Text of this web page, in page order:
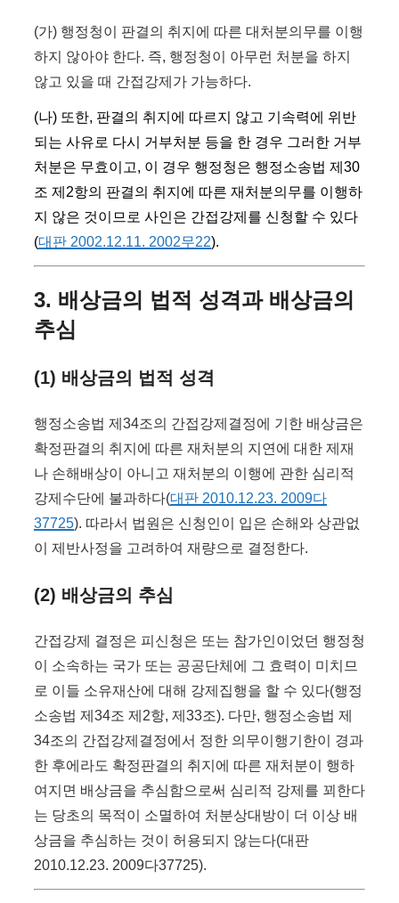
(가) 행정청이 판결의 취지에 따른 대처분의무를 이행
하지 않아야 한다. 즉, 행정청이 아무런 처분을 하지
않고 있을 때 간접강제가 가능하다.
(나) 또한, 판결의 취지에 따르지 않고 기속력에 위반
되는 사유로 다시 거부처분 등을 한 경우 그러한 거부
처분은 무효이고, 이 경우 행정청은 행정소송법 제30
조 제2항의 판결의 취지에 따른 재처분의무를 이행하
지 않은 것이므로 사인은 간접강제를 신청할 수 있다
(대판 2002.12.11. 2002무22).
3. 배상금의 법적 성격과 배상금의
추심
(1) 배상금의 법적 성격
행정소송법 제34조의 간접강제결정에 기한 배상금은
확정판결의 취지에 따른 재처분의 지연에 대한 제재
나 손해배상이 아니고 재처분의 이행에 관한 심리적
강제수단에 불과하다(대판 2010.12.23. 2009다
37725). 따라서 법원은 신청인이 입은 손해와 상관없
이 제반사정을 고려하여 재량으로 결정한다.
(2) 배상금의 추심
간접강제 결정은 피신청은 또는 참가인이었던 행정청
이 소속하는 국가 또는 공공단체에 그 효력이 미치므
로 이들 소유재산에 대해 강제집행을 할 수 있다(행정
소송법 제34조 제2항, 제33조). 다만, 행정소송법 제
34조의 간접강제결정에서 정한 의무이행기한이 경과
한 후에라도 확정판결의 취지에 따른 재처분이 행하
여지면 배상금을 추심함으로써 심리적 강제를 꾀한다
는 당초의 목적이 소멸하여 처분상대방이 더 이상 배
상금을 추심하는 것이 허용되지 않는다(대판
2010.12.23. 2009다37725).